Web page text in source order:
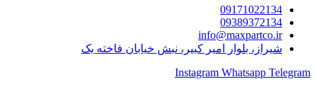
09171022134
09389372134
info@maxpartco.ir
شیراز، بلوار امیر کبیر، نبش خیابان فاخته یک
Instagram Whatsapp Telegram